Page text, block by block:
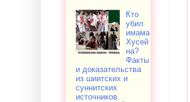
Кто
убил
имама
Хусей
на?
Факты
и доказательства
из шиитских и
суннитских
источников.